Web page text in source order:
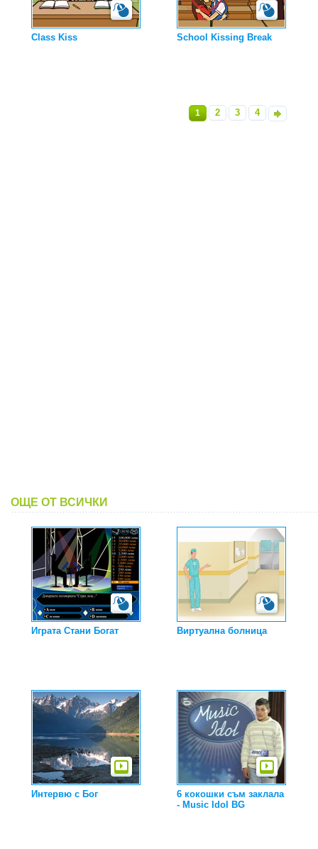
Class Kiss School Kissing Break
1 2 3 4»
ОЩЕ ОТ ВСИЧКИ
Играта Стани Богат Виртуална болница
Интервю с Бог
6 кокошки съм заклала
- Music Idol BG